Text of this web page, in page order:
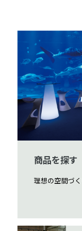
商品を探す
理想の空間づ